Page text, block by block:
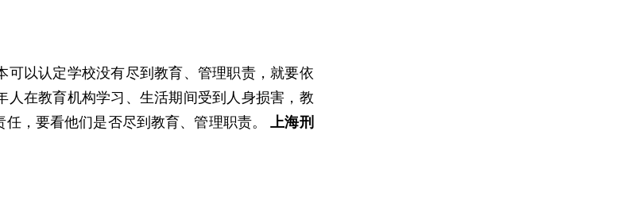
以认定学校没有尽到教育、管理职责，就要依
人在教育机构学习、生活期间受到人身损害，教
任，要看他们是否尽到教育、管理职责。上海刑